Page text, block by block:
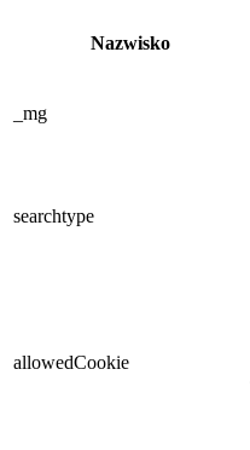
Nazwisko
_mg
searchtype
allowedCookie